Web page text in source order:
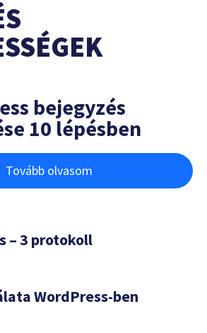
bejegyzés
10 lépésben
Tovább olvasom
– 3 protokoll
WordPress-ben